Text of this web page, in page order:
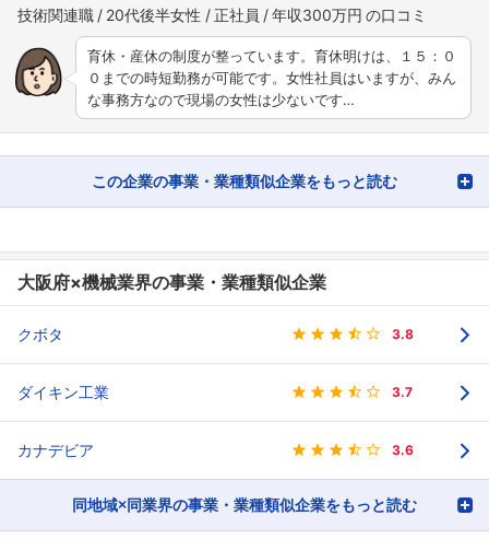
技術関連職 20代後半女性 正社員 年収300万円
育休・産休の制度が整っています。育休明けは、１５：０
０までの時短勤務が可能です。女性社員はいますが、みん
な事務方なので現場の女性は少ないです…
この企業の事業・業種類似企業をもっと読む
大阪府×機械業界の事業・業種類似企業
クボタ 3.8
ダイキン工業 3.7
カナデビア 3.6
同地域×同業界の事業・業種類似企業をもっと読む